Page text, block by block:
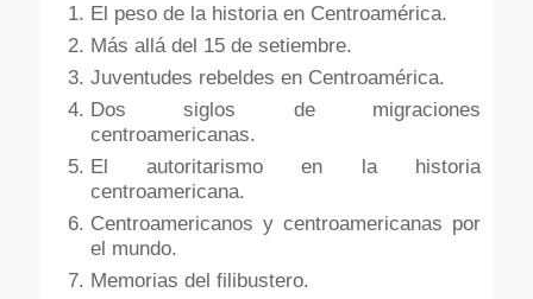
El peso de la historia en Centroamérica.
Más allá del 15 de setiembre.
Juventudes rebeldes en Centroamérica.
Dos siglos de migraciones
centroamericanas.
El autoritarismo en la historia
centroamericana.
Centroamericanos y centroamericanas por
el mundo.
Memorias del filibustero.